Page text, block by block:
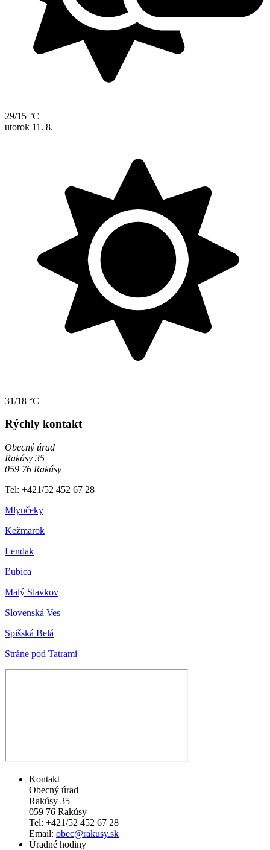
29/15 °C
utorok 11. 8.
31/18 °C
Rýchly kontakt
Obecný úrad
Rakúsy 35
059 76 Rakúsy
Tel: +421/52 452 67 28
Mlynčeky
Kežmarok
Lendak
Ľubica
Malý Slavkov
Slovenská Ves
Spišská Belá
Stráne pod Tatrami
Kontakt
Obecný úrad
Rakúsy 35
059 76 Rakúsy
Tel: +421/52 452 67 28
Email: obec@rakusy.sk
Úradné hodiny